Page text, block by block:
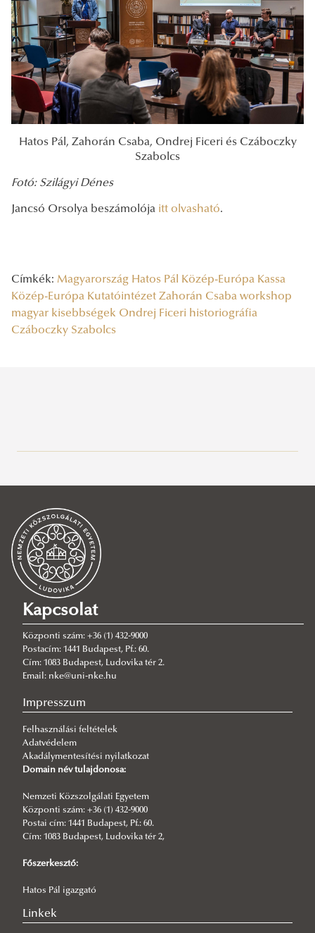
Felirat a zászlón: Indeficienter
2026/07/01
Rosszfiúk világforradalma a Magyar Tudományos Akadémián
2026/06/29
„Trianon” a mai magyar, szlovák és román történetírásban –
Zahorán Csaba kassai előadása
2026/06/17
Erőszakról békésen - a Magyar-Román Történész Vegyesbizottság
dévai ülésén
2026/06/16
2026/06/09
2026/06/07
Szimbolikus nemzetépítések Erdélyben Trianon után
Katolikus–protestáns viszony a kora újkori Litvániában és a šiluvai
Mária-kegyhely
2026/06/02
2026/05/21
Hatos Pál, Zahorán Csaba, Ondrej Ficeri és Czáboczky
Szabolcs
Fotó: Szilágyi Dénes
Jancsó Orsolya beszámolója itt olvasható.
Címkék: Magyarország Hatos Pál Közép-Európa Kassa
Közép-Európa Kutatóintézet Zahorán Csaba workshop
magyar kisebbségek Ondrej Ficeri historiográfia
Czáboczky Szabolcs
Kapcsolat
Központi szám: +36 (1) 432-9000
Postacím: 1441 Budapest, Pf.: 60.
Cím: 1083 Budapest, Ludovika tér 2.
Email: nke@uni-nke.hu
Impresszum
Felhasználási feltételek
Adatvédelem
Akadálymentesítési nyilatkozat
Domain név tulajdonosa:
Nemzeti Közszolgálati Egyetem
Központi szám: +36 (1) 432-9000
Postai cím: 1441 Budapest, Pf.: 60.
Cím: 1083 Budapest, Ludovika tér 2,
Főszerkesztő:
Hatos Pál igazgató
Linkek